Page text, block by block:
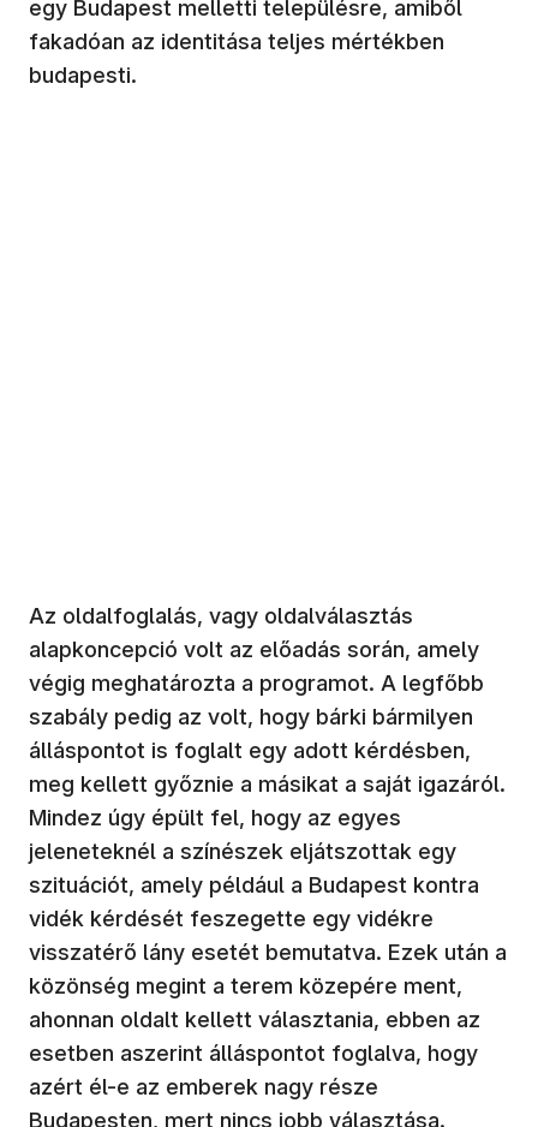
egy Budapest melletti településre, amiből
fakadóan az identitása teljes mértékben
budapesti.
Az oldalfoglalás, vagy oldalválasztás
alapkoncepció volt az előadás során, amely
végig meghatározta a programot. A legfőbb
szabály pedig az volt, hogy bárki bármilyen
álláspontot is foglalt egy adott kérdésben,
meg kellett győznie a másikat a saját igazáról.
Mindez úgy épült fel, hogy az egyes
jeleneteknél a színészek eljátszottak egy
szituációt, amely például a Budapest kontra
vidék kérdését feszegette egy vidékre
visszatérő lány esetét bemutatva. Ezek után a
közönség megint a terem közepére ment,
ahonnan oldalt kellett választania, ebben az
esetben aszerint álláspontot foglalva, hogy
azért él-e az emberek nagy része
Budapesten, mert nincs jobb választása.